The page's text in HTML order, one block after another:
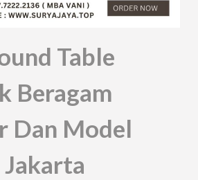
Table
Beragam
Dan Model